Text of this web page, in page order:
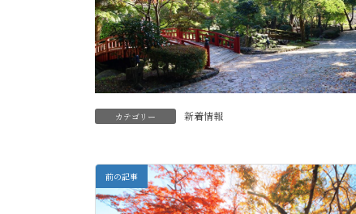
カテゴリー 新着情報
前の記事